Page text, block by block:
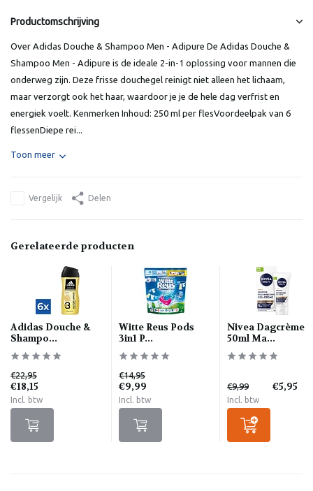
Productomschrijving
Over Adidas Douche & Shampoo Men - Adipure De Adidas Douche &
Shampoo Men - Adipure is de ideale 2-in-1 oplossing voor mannen die
onderweg zijn. Deze frisse douchegel reinigt niet alleen het lichaam,
maar verzorgt ook het haar, waardoor je je de hele dag verfrist en
energiek voelt. Kenmerken Inhoud: 250 ml per flesVoordeelpak van 6
flessenDiepe rei...
Toon meer
Vergelijk Delen
Gerelateerde producten
Adidas Douche &
Shampo...
€22,95
€18,15
Incl. btw
Witte Reus Pods
3in1 P...
€14,95
€9,99
Incl. btw
Nivea Dagcrème
50ml Ma...
€9,99 €5,95
Incl. btw